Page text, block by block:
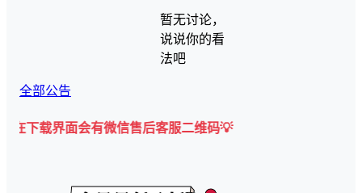
暂无讨论，
说说你的看
法吧
全部公告
会有微信售后客服二维码💡